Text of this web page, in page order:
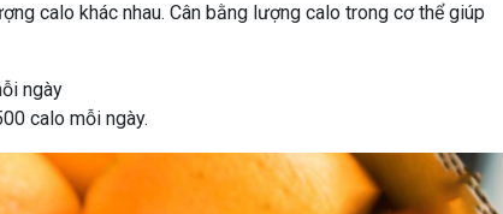
calo khác nhau. Cân bằng lượng calo trong cơ thể giúp
ngày
calo mỗi ngày.